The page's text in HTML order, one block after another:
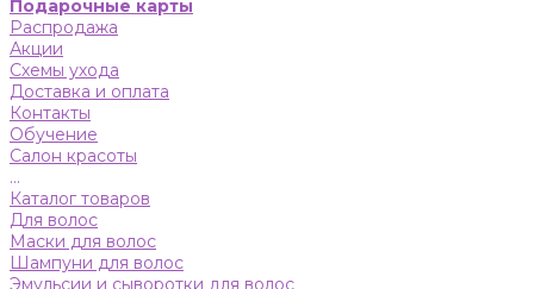
Подарочные карты
Распродажа
Акции
Схемы ухода
Доставка и оплата
Контакты
Обучение
Салон красоты
...
Каталог товаров
Для волос
Маски для волос
Шампуни для волос
Эмульсии и сыворотки для волос